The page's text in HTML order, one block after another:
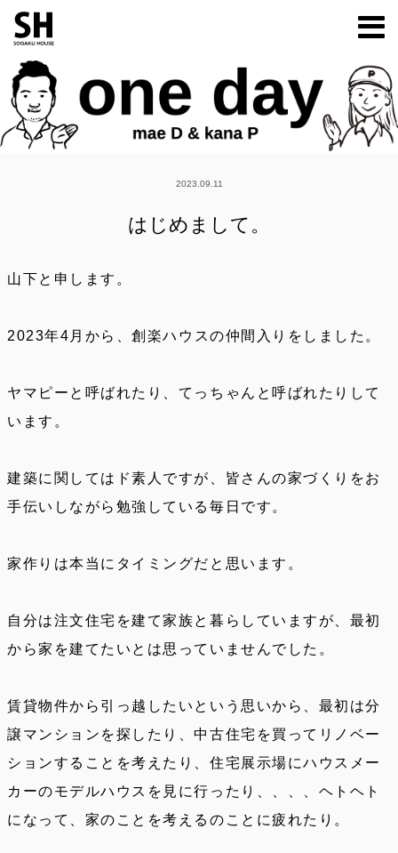
2023.09.11
はじめまして。
山下と申します。
2023年4月から、創楽ハウスの仲間入りをしました。
ヤマピーと呼ばれたり、てっちゃんと呼ばれたりして
います。
建築に関してはド素人ですが、皆さんの家づくりをお
手伝いしながら勉強している毎日です。
家作りは本当にタイミングだと思います。
自分は注文住宅を建て家族と暮らしていますが、最初
から家を建てたいとは思っていませんでした。
賃貸物件から引っ越したいという思いから、最初は分
譲マンションを探したり、中古住宅を買ってリノベー
ションすることを考えたり、住宅展示場にハウスメー
カーのモデルハウスを見に行ったり、、、、ヘトヘト
になって、家のことを考えるのことに疲れたり。